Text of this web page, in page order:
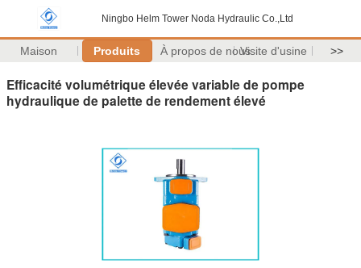
Ningbo Helm Tower Noda Hydraulic Co.,Ltd
Maison Produits À propos de nousVisite d'usine >>
Efficacité volumétrique élevée variable de pompe
hydraulique de palette de rendement élevé